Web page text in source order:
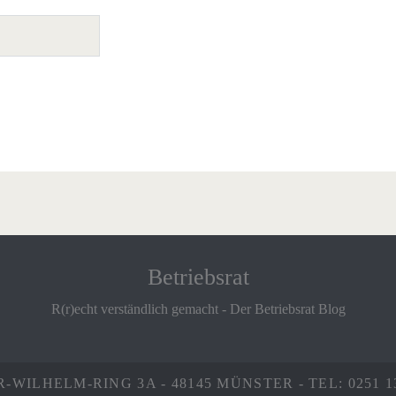
Betriebsrat
R(r)echt verständlich gemacht - Der Betriebsrat Blog
WILHELM-RING 3A - 48145 MÜNSTER - TEL: 0251